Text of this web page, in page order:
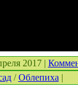
2017 |
/Облепиха |